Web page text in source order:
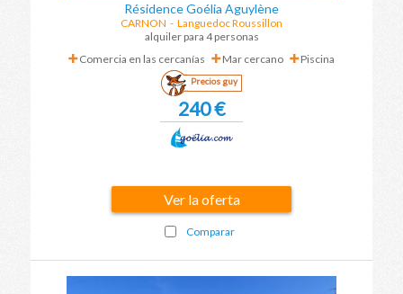
Résidence Goélia Aguylène
CARNON - Languedoc Roussillon
alquiler para 4 personas
Comercia en las cercanías
Mar cercano Piscina
Precios guy
240 €
Ver la oferta
Comparar